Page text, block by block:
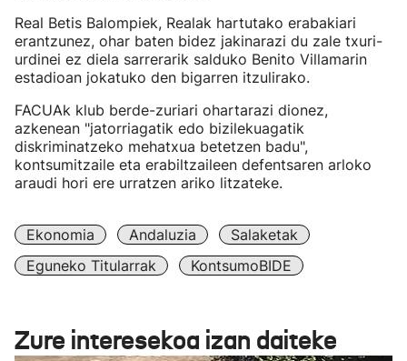
Real Betis Balompiek, Realak hartutako erabakiari
erantzunez, ohar baten bidez jakinarazi du zale txuri-
urdinei ez diela sarrerarik salduko Benito Villamarin
estadioan jokatuko den bigarren itzulirako.
FACUAk klub berde-zuriari ohartarazi dionez,
azkenean "jatorriagatik edo bizilekuagatik
diskriminatzeko mehatxua betetzen badu",
kontsumitzaile eta erabiltzaileen defentsaren arloko
araudi hori ere urratzen ariko litzateke.
Ekonomia Andaluzia
Salaketak
Eguneko Titularrak
KontsumoBIDE
Zure interesekoa izan daiteke